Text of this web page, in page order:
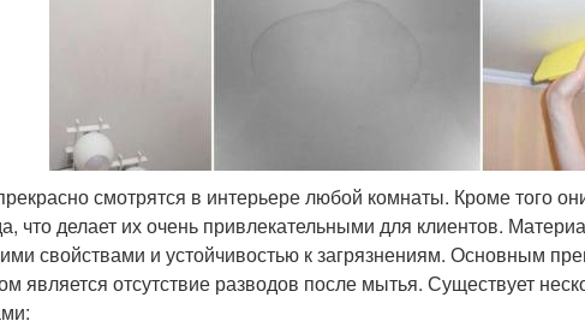
смотрятся в интерьере любой комнаты. Кроме того
что делает их очень привлекательными для клиентов.
свойствами и устойчивостью к загрязнениям. Основным
является отсутствие разводов после мытья. Существует